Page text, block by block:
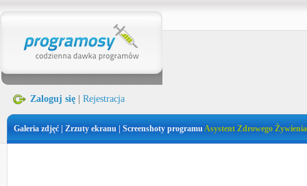
Zaloguj się Rejestracja
Galeria zdjęć | Zrzuty ekranu | Screenshoty programuAsystent Zdrowego Żywienia